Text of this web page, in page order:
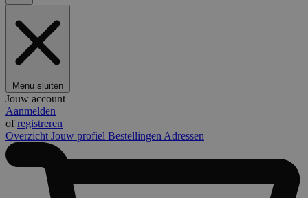
Menu sluiten
Jouw account
Aanmelden
ofregistreren
Overzicht Jouw profiel Bestellingen Adressen